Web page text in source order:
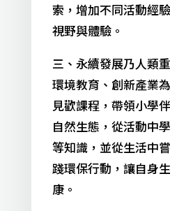
索，增加不同活動經
視野與體驗。
三、永續發展乃人類
環境教育、創新產業
見歡課程，帶領小學
自然生態，從活動中
等知識，並從生活中
踐環保行動，讓自身
康。